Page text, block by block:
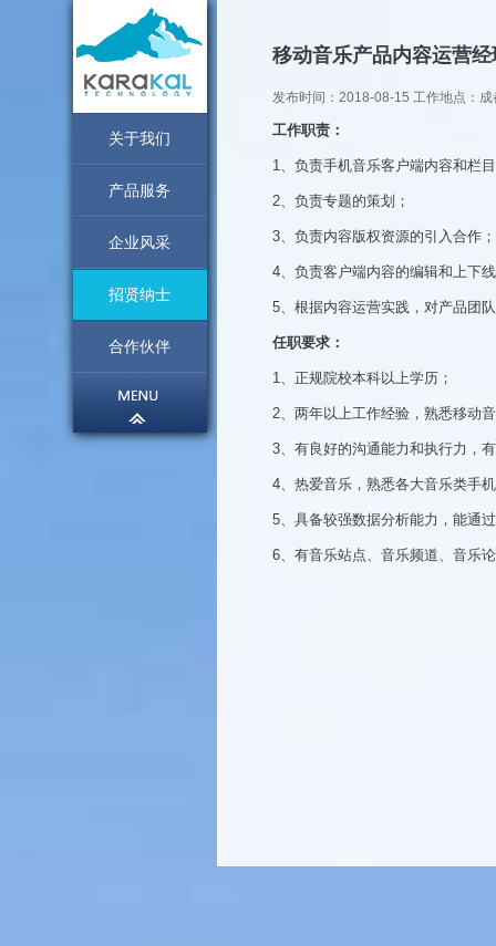
关于我们
产品服务
企业风采
招贤纳士
合作伙伴
移动音乐产品内容运营经
发布时间：2018-08-15 工作地点：成
工作职责：
1、负责手机音乐客户端内容和栏
2、负责专题的策划；
3、负责内容版权资源的引入合作；
4、负责客户端内容的编辑和上下
5、根据内容运营实践，对产品团
任职要求：
1、正规院校本科以上学历；
2、两年以上工作经验，熟悉移动
3、有良好的沟通能力和执行力，
4、热爱音乐，熟悉各大音乐类手
5、具备较强数据分析能力，能通
6、有音乐站点、音乐频道、音乐